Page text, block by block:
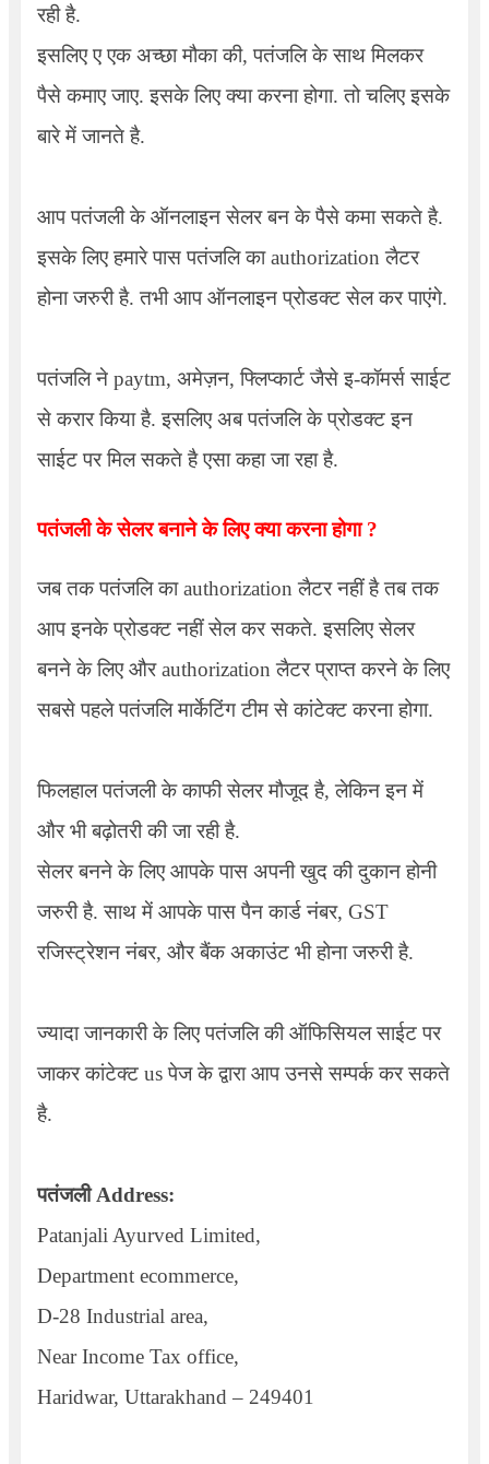
रही है.
इसलिए ए एक अच्छा मौका की, पतंजलि के साथ मिलकर
पैसे कमाए जाए. इसके लिए क्या करना होगा. तो चलिए इसके
बारे में जानते है.
आप पतंजली के ऑनलाइन सेलर बन के पैसे कमा सकते है.
इसके लिए हमारे पास पतंजलि का authorization लैटर
होना जरुरी है. तभी आप ऑनलाइन प्रोडक्ट सेल कर पाएंगे.
पतंजलि ने paytm, अमेज़न, फ्लिप्कार्ट जैसे इ-कॉमर्स साईट
से करार किया है. इसलिए अब पतंजलि के प्रोडक्ट इन
साईट पर मिल सकते है एसा कहा जा रहा है.
पतंजली के सेलर बनाने के लिए क्या करना होगा ?
जब तक पतंजलि का authorization लैटर नहीं है तब तक
आप इनके प्रोडक्ट नहीं सेल कर सकते. इसलिए सेलर
बनने के लिए और authorization लैटर प्राप्त करने के लिए
सबसे पहले पतंजलि मार्केटिंग टीम से कांटेक्ट करना होगा.
फिलहाल पतंजली के काफी सेलर मौजूद है, लेकिन इन में
और भी बढ़ोतरी की जा रही है.
सेलर बनने के लिए आपके पास अपनी खुद की दुकान होनी
जरुरी है. साथ में आपके पास पैन कार्ड नंबर, GST
रजिस्ट्रेशन नंबर, और बैंक अकाउंट भी होना जरुरी है.
ज्यादा जानकारी के लिए पतंजलि की ऑफिसियल साईट पर
जाकर कांटेक्ट us पेज के द्वारा आप उनसे सम्पर्क कर सकते
है.
पतंजलीAddress:
Patanjali Ayurved Limited,
Department ecommerce,
D-28 Industrial area,
Near Income Tax office,
Haridwar, Uttarakhand – 249401